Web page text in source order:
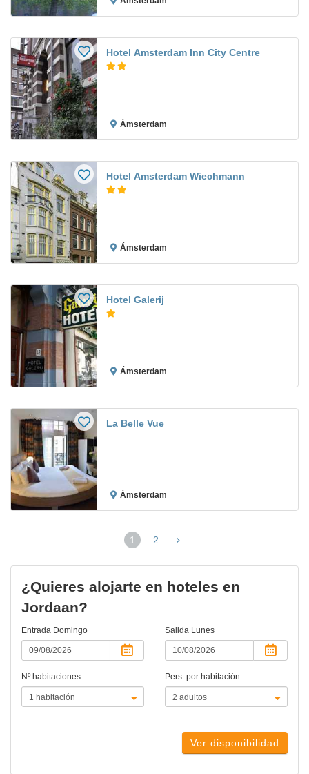
Hotel Amsterdam Inn City Centre
Ámsterdam
Hotel Amsterdam Wiechmann
Ámsterdam
Hotel Galerij
Ámsterdam
La Belle Vue
Ámsterdam
1
(página
2
¿Quieres alojarte en hoteles en
Jordaan?
Entrada Domingo Salida Lunes
Nº habitaciones Pers. por habitación
Ver disponibilidad